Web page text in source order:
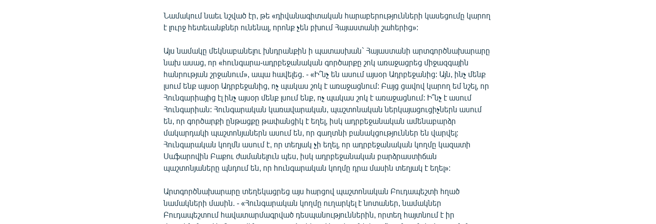
Նամակում նաեւ նշված էր, թե «դիվանագիտական հարաբերությունների կասեցումը կարող
է լուրջ հետեւանքներ ունենալ, որոնք չեն բխում Հայաստանի շահերից»:
Այս նամակը մեկնաբանելու խնդրանքին ի պատասխան` Հայաստանի արտգործնախարարը
նախ ասաց, որ «հունգարա-ադրբեջանական գործարքը շոկ առաջացրեց միջազգային
հանրության շրջանում», ապա հավելեց. - «Ի՞նչ են ասում այսօր Ադրբեջանից: Այն, ինչ մենք
լսում ենք այսօր Ադրբեջանից, ոչ պակաս շոկ է առաջացնում: Բայց ցավով կարող եմ նշել, որ
Հունգարիայից էլ ինչ այսօր մենք լսում ենք, ոչ պակաս շոկ է առաջացնում: Ի՞նչ է ասում
Հունգարիան: Հունգարական կառավարական, պաշտոնական ներկայացուցիչներն ասում
են, որ գործարքի ընթացքը թափանցիկ է եղել, իսկ ադրբեջանական ամենաբարձր
մակարդակի պաշտոնյաներն ասում են, որ գաղտնի բանակցություններ են վարվել:
Հունգարական կողմն ասում է, որ տեղյակ չի եղել, որ ադրբեջանական կողմը կազատի
Սաֆարովին Բաքու ժամանելուն պես, իսկ ադրբեջանական բարձրաստիճան
պաշտոնյաները պնդում են, որ հունգարական կողմը դրա մասին տեղյակ է եղել»:
Արտգործնախարարը տեղեկացրեց այս հարցով պաշտոնական Բուդապեշտի հղած
նամակների մասին. - «Հունգարական կողմը ուղարկել է նոտաներ, նամակներ
Բուդապեշտում հավատարմագրված դեսպանություններին, որտեղ հայտնում է իր